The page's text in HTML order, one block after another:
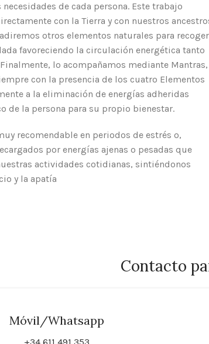
de cada persona. Este trabajo
con la Tierra y con nuestros
otros elementos naturales para recoger
favoreciendo la circulación energética tanto
lo acompañamos mediante Mantras,
con la presencia de los cuatro Elementos
a la eliminación de energías adheridas
de la persona para su propio bienestar.
recomendable en periodos de estrés o,
por energías ajenas o pesadas que
actividades cotidianas, sintiéndonos
y la apatía
Contacto
Móvil/Whatsapp